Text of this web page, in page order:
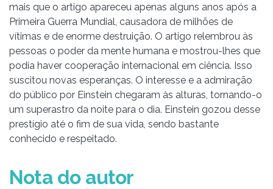
mais que o artigo apareceu apenas alguns anos após a
Primeira Guerra Mundial, causadora de milhões de
vítimas e de enorme destruição. O artigo relembrou às
pessoas o poder da mente humana e mostrou-lhes que
podia haver cooperação internacional em ciência. Isso
suscitou novas esperanças. O interesse e a admiração
do público por Einstein chegaram às alturas, tornando-o
um superastro da noite para o dia. Einstein gozou desse
prestígio até o fim de sua vida, sendo bastante
conhecido e respeitado.
Nota do autor